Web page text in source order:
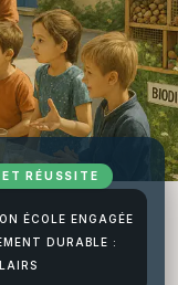
RÉUSSITE
ÉCOLE ENGAGÉE
DURABLE :